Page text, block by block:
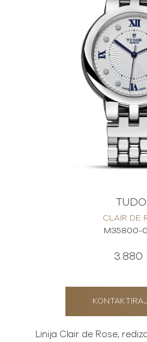
CLAIR DE
M35800-
3.880
Linija Clair de Rose,